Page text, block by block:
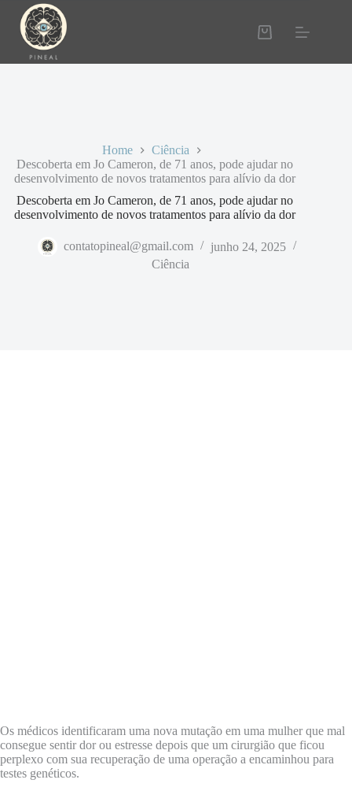
Home
Ciência
Descoberta em Jo Cameron, de 71 anos, pode ajudar no
desenvolvimento de novos tratamentos para alívio da dor
Descoberta em Jo Cameron, de 71 anos, pode ajudar no
desenvolvimento de novos tratamentos para alívio da dor
contatopineal@gmail.com
junho 24, 2025
Ciência
Os médicos identificaram uma nova mutação em uma mulher que mal
consegue sentir dor ou estresse depois que um cirurgião que ficou
perplexo com sua recuperação de uma operação a encaminhou para
testes genéticos.